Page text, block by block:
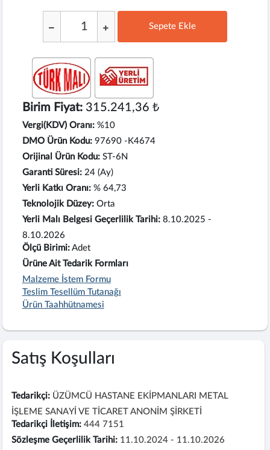
Sepete Ekle
Birim Fiyat:315.241,36 ₺
Vergi(KDV) Oranı: %10
DMO Ürün Kodu: 97690 -K4674
Orijinal Ürün Kodu: ST-6N
Garanti Süresi: 24 (Ay)
Yerli Katkı Oranı: % 64,73
Teknolojik Düzey: Orta
Yerli Malı Belgesi Geçerlilik Tarihi: 8.10.2025 -
8.10.2026
Ölçü Birimi: Adet
Ürüne Ait Tedarik Formları
Malzeme İstem Formu
Teslim Tesellüm Tutanağı
Ürün Taahhütnamesi
Satış Koşulları
Tedarikçi: ÜZÜMCÜ HASTANE EKİPMANLARI METAL
İŞLEME SANAYİ VE TİCARET ANONİM ŞİRKETİ
Tedarikçi İletişim: 444 7151
Sözleşme Geçerlilik Tarihi: 11.10.2024 - 11.10.2026